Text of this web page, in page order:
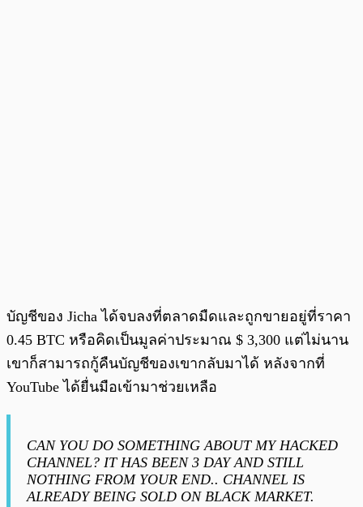
บัญชีของ Jicha ได้จบลงที่ตลาดมืดและถูกขายอยู่ที่ราคา
0.45 BTC หรือคิดเป็นมูลค่าประมาณ $ 3,300 แต่ไม่นาน
เขาก็สามารถกู้คืนบัญชีของเขากลับมาได้ หลังจากที่
YouTube ได้ยื่นมือเข้ามาช่วยเหลือ
CAN YOU DO SOMETHING ABOUT MY HACKED
CHANNEL? IT HAS BEEN 3 DAY AND STILL
NOTHING FROM YOUR END.. CHANNEL IS
ALREADY BEING SOLD ON BLACK MARKET.